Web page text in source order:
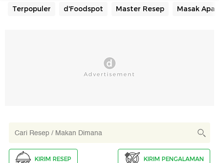
Terpopuler d'Foodspot Master Resep Masak Apa
KIRIM RESEP KIRIM PENGALAMAN